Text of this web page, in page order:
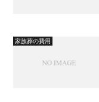
家族葬の費用